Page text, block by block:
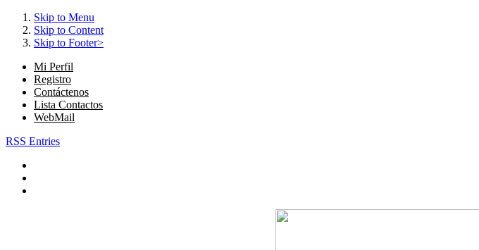
Skip to Menu
Skip to Content
Skip to Footer>
Mi Perfil
Registro
Contáctenos
Lista Contactos
WebMail
RSS Entries